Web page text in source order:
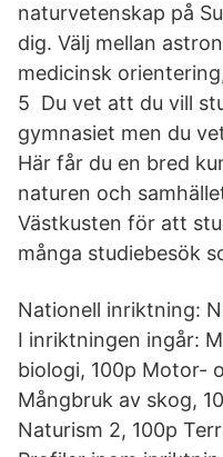
naturvetenskap på
dig. Välj mellan
medicinsk
5 Du vet att du vill
gymnasiet men du
Här får du en bred
naturen och
Västkusten för att
många studiebesök
Nationell inriktning:
I inriktningen ingår:
biologi, 100p Motor-
Mångbruk av skog,
Naturism 2, 100p